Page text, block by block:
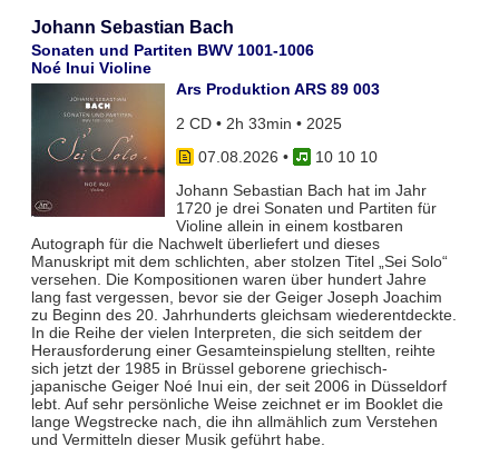
Johann Sebastian Bach
Sonaten und Partiten BWV 1001-1006
Noé Inui Violine
Ars Produktion ARS 89 003
2 CD • 2h 33min • 2025
07.08.2026 •
10 10 10
Johann Sebastian Bach hat im Jahr
1720 je drei Sonaten und Partiten für
Violine allein in einem kostbaren
Autograph für die Nachwelt überliefert und dieses
Manuskript mit dem schlichten, aber stolzen Titel „Sei Solo“
versehen. Die Kompositionen waren über hundert Jahre
lang fast vergessen, bevor sie der Geiger Joseph Joachim
zu Beginn des 20. Jahrhunderts gleichsam wiederentdeckte.
In die Reihe der vielen Interpreten, die sich seitdem der
Herausforderung einer Gesamteinspielung stellten, reihte
sich jetzt der 1985 in Brüssel geborene griechisch-
japanische Geiger Noé Inui ein, der seit 2006 in Düsseldorf
lebt. Auf sehr persönliche Weise zeichnet er im Booklet die
lange Wegstrecke nach, die ihn allmählich zum Verstehen
und Vermitteln dieser Musik geführt habe.